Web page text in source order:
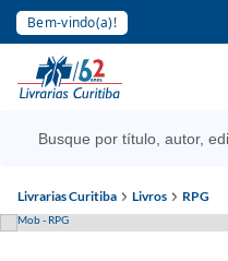
Bem-vindo(a)!
Livrarias Curitiba Livros RPG